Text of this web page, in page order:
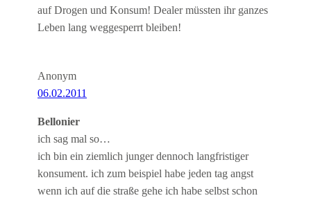
auf Drogen und Konsum! Dealer müssten ihr ganzes
Leben lang weggesperrt bleiben!
Anonym
06.02.2011
Bellonier
ich sag mal so…
ich bin ein ziemlich junger dennoch langfristiger
konsument. ich zum beispiel habe jeden tag angst
wenn ich auf die straße gehe ich habe selbst schon